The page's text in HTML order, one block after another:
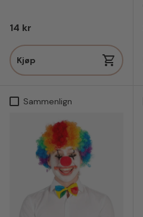
Vanlig pris
14 kr
Kjøp
Sammenlign